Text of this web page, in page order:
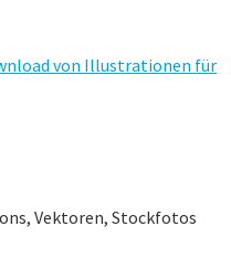
von Illustrationen für
Vektoren, Stockfotos